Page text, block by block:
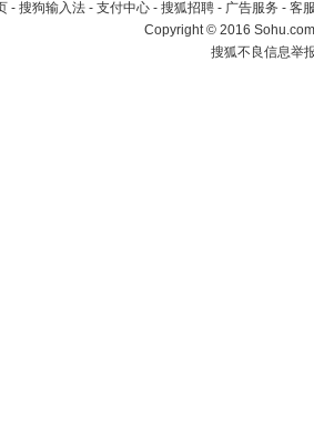
- 搜狗输入法 - 支付中心 - 搜狐招聘 - 广告服务 - 客
Copyright©2016
搜狐不良信息举